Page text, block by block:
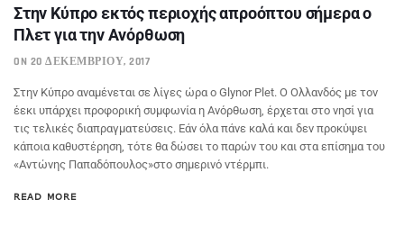
Στην Κύπρο εκτός περιοχής απροόπτου σήμερα ο
Πλετ για την Ανόρθωση
ON 20 ΔΕΚΕΜΒΡΊΟΥ, 2017
Στην Κύπρο αναμένεται σε λίγες ώρα ο Glynor Plet. Ο Ολλανδός με τον
έεκι υπάρχει προφορική συμφωνία η Ανόρθωση, έρχεται στο νησί για
τις τελικές διαπραγματεύσεις. Εάν όλα πάνε καλά και δεν προκύψει
κάποια καθυστέρηση, τότε θα δώσει το παρών του και στα επίσημα του
«Αντώνης Παπαδόπουλος»στο σημερινό ντέρμπι.
READ MORE